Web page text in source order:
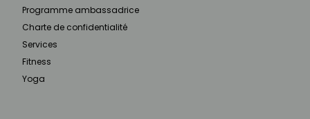
Programme ambassadrice
Charte de confidentialité
Services
Fitness
Yoga